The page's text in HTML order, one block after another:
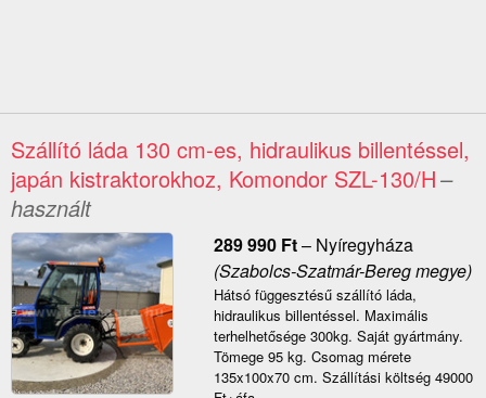
Szállító láda 130 cm-es, hidraulikus billentéssel,
japán kistraktorokhoz, Komondor SZL-130/H–
használt
289 990 Ft– Nyíregyháza
(Szabolcs-Szatmár-Bereg megye)
Hátsó függesztésű szállító láda,
hidraulikus billentéssel. Maximális
terhelhetősége 300kg. Saját gyártmány.
Tömege 95 kg. Csomag mérete
135x100x70 cm. Szállítási költség 49000